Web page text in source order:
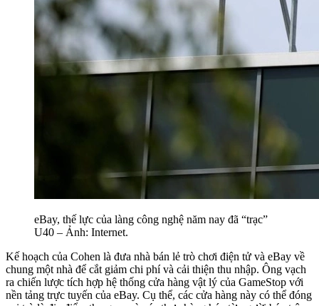
eBay, thế lực của làng công nghệ năm nay đã “trạc”
U40 – Ảnh: Internet.
Kế hoạch của Cohen là đưa nhà bán lẻ trò chơi điện tử và eBay về
chung một nhà để cắt giảm chi phí và cải thiện thu nhập. Ông vạch
ra chiến lược tích hợp hệ thống cửa hàng vật lý của GameStop với
nền tảng trực tuyến của eBay. Cụ thể, các cửa hàng này có thể đóng